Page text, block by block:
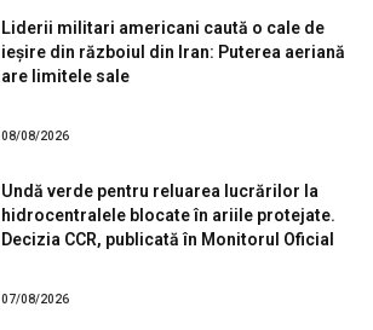
Liderii militari americani caută o cale de
ieșire din războiul din Iran: Puterea aeriană
are limitele sale
08/08/2026
Undă verde pentru reluarea lucrărilor la
hidrocentralele blocate în ariile protejate.
Decizia CCR, publicată în Monitorul Oficial
07/08/2026